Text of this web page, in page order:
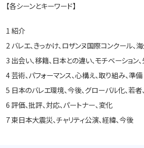
【各シーンとキーワード】
1 紹介
2 バレエ、きっかけ、ロザンヌ国際コンクール、
3 出会い、移籍、日本との違い、モチベーション
4 芸術、パフォーマンス、心構え、取り組み、準備
5 日本のバレエ環境、今後、グローバル化、若者
6 評価、批評、対応、パートナー、変化
7 東日本大震災、チャリティ公演、経緯、今後